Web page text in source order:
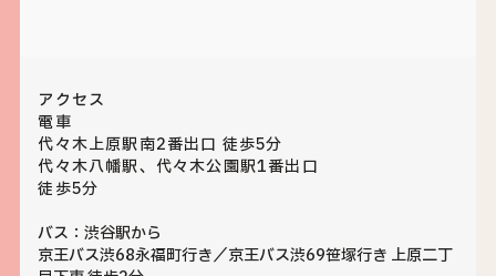
アクセス
電車
代々木上原駅南2番出口 徒歩5分
代々木八幡駅、代々木公園駅1番出口
徒歩5分
バス：渋谷駅から
京王バス渋68永福町行き／京王バス渋69笹塚行き 上原二丁